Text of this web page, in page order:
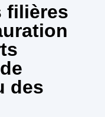
filières
des